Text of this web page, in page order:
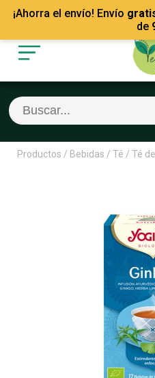
¡Ahorra el envío! Envío
de
Mis
Mis
Cerrar
Productos / Bebidas / Té / Té